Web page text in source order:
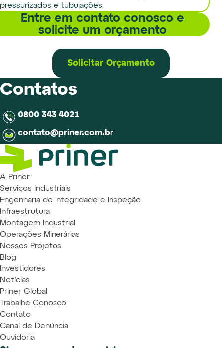
pressurizados e tubulações.
Entre em contato conosco e
solicite um orçamento
Solicitar Orçamento
Contatos
0800 343 4021
contato@priner.com.br
A Priner
Serviços Industriais
Engenharia de Integridade e Inspeção
Infraestrutura
Montagem Industrial
Operações Minerárias
Nossos Projetos
Blog
Investidores
Notícias
Priner Global
Trabalhe Conosco
Contato
Canal de Denúncia
Ouvidoria